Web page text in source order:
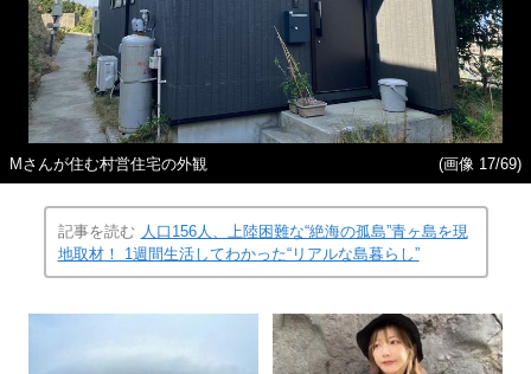
Mさんが住む村営住宅の外観 (画像 17/69)
記事を読む 人口156人、上陸困難な“絶海の孤島”青ヶ島を現
地取材！ 1週間生活してわかった“リアルな島暮らし”